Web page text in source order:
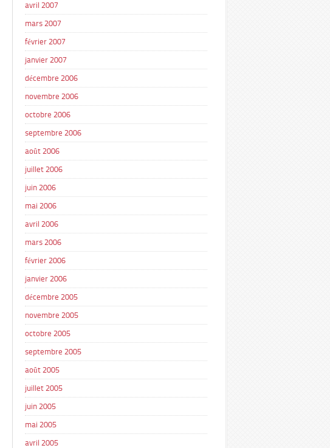
avril 2007
mars 2007
février 2007
janvier 2007
décembre 2006
novembre 2006
octobre 2006
septembre 2006
août 2006
juillet 2006
juin 2006
mai 2006
avril 2006
mars 2006
février 2006
janvier 2006
décembre 2005
novembre 2005
octobre 2005
septembre 2005
août 2005
juillet 2005
juin 2005
mai 2005
avril 2005